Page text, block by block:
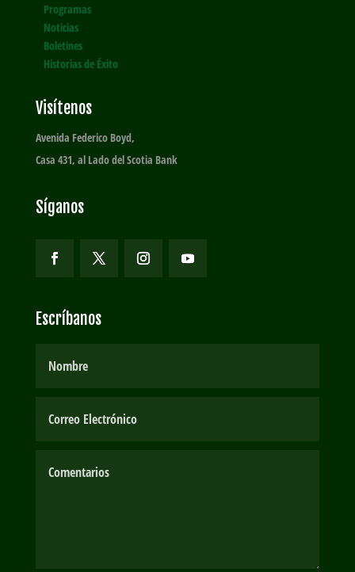
Programas
Noticias
Boletines
Historias de Éxito
Visítenos
Avenida Federico Boyd,
Casa 431, al Lado del Scotia Bank
Síganos
Escríbanos